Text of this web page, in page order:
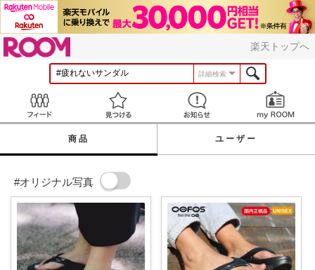
楽天トップへ
詳細検索
見つける お知らせ
商品 ユーザー
#オリジナル写真